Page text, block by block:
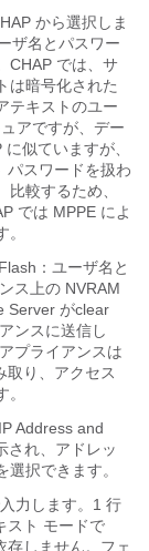
から選択しま
ザ名とパスワー
CHAP では、サ
は暗号化された
テキストのユー
アですが、デー
似ていますが、
パスワードを扱わ
較するため、
では MPPE によ
：ユーザ名と
ス上の NVRAM
Server がclear
ンスに送信し
プライアンスは
取り、アクセス
Address and
され、アドレッ
択できます。
力します。1 行
スト モードで
存しません。フェ